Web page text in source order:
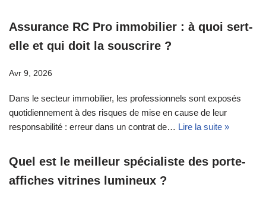
Assurance RC Pro immobilier : à quoi sert-
elle et qui doit la souscrire ?
Avr 9, 2026
Dans le secteur immobilier, les professionnels sont exposés
quotidiennement à des risques de mise en cause de leur
responsabilité : erreur dans un contrat de… Lire la suite »
Quel est le meilleur spécialiste des porte-
affiches vitrines lumineux ?